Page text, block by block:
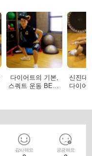
다이어트의 기본,
스쿼트 운동 BEST
신진대
다이어
감사해요 궁금해요